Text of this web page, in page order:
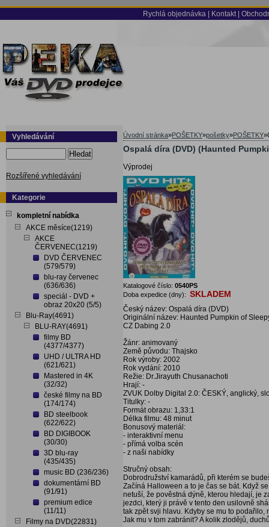
Rychlá objednávka Kontakt
Vyhledávání
Hledat
Rozšířené vyhledávání
Kategorie
kompletní nabídka
AKCE měsíce(1219)
AKCE
ČERVENEC(1219)
DVD ČERVENEC
(579/579)
blu-ray červenec
(636/636)
speciál - DVD +
obraz 20x20 (5/5)
Blu-Ray(4691)
BLU-RAY(4691)
filmy BD
(4377/4377)
UHD / ULTRA HD
(621/621)
Mastered in 4K
(32/32)
české filmy na BD
(174/174)
BD steelbook
(622/622)
BD DIGIBOOK
(30/30)
3D blu-ray
(435/435)
music BD (236/236)
dokumentární BD
(91/91)
premium edice
(11/11)
Filmy na DVD(22831)
Úvodní stránka»POŠETKY»pošetky»POŠETKY»
Ospalá díra (DVD) (Haunted
Výprodej
Katalogové číslo: 0540PS
Doba expedice (dny): SKLADEM
Český název: Ospalá díra (DVD)
Originální název: Haunted Pumpkin of
CZ Dabing 2.0
Žánr: animovaný
Země původu: Thajsko
Rok výroby: 2002
Rok vydání: 2010
Režie: Dr.Jirayuth Chusanachoti
Hrají: -
ZVUK Dolby Digital 2.0: ČESKÝ, anglický,
Titulky: -
Formát obrazu: 1,33:1
Délka filmu: 48 minut
Bonusový materiál:
- interaktivní menu
- přímá volba scén
- z naši nabídky
Stručný obsah:
Dobrodružství kamarádů, při kterém se
Začíná Halloween a to je čas se bát. Když
netuší, že pověstná dýně, kterou hledají, je
jezdci, který ji právě v tento den usilovně
tak zpět svji hlavu. Kdyby se mu to
Jak mu v tom zabránit? A kolik zlodějů,